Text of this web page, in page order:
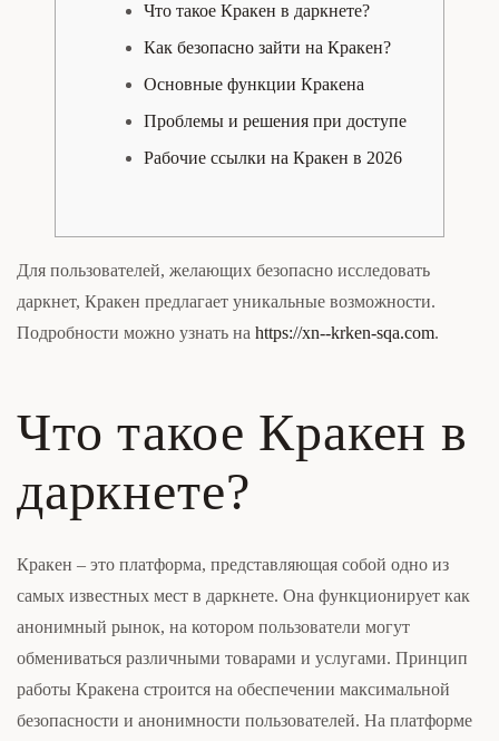
Что такое Кракен в даркнете?
Как безопасно зайти на Кракен?
Основные функции Кракена
Проблемы и решения при доступе
Рабочие ссылки на Кракен в 2026
Для пользователей, желающих безопасно исследовать
даркнет, Кракен предлагает уникальные возможности.
Подробности можно узнать на https://xn--krken-sqa.com.
Что такое Кракен в
даркнете?
Кракен – это платформа, представляющая собой одно из
самых известных мест в даркнете. Она функционирует как
анонимный рынок, на котором пользователи могут
обмениваться различными товарами и услугами. Принцип
работы Кракена строится на обеспечении максимальной
безопасности и анонимности пользователей. На платформе